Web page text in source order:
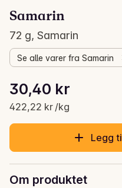
Samarin
72 g, Samarin
Se alle varer fra Samarin
Gjeldende pris er: 30,40 kr
30,40 kr
422,22 kr /kg
Stykkpris: 422,22 kr /kg
Legg
Om produktet